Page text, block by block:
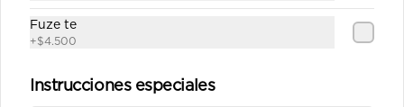
Vegetales
Fuze te
+$4.500
Instrucciones especiales